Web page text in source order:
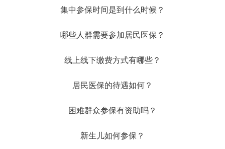
集中参保时间是到什么时候？
哪些人群需要参加居民医保？
线上线下缴费方式有哪些？
居民医保的待遇如何？
困难群众参保有资助吗？
新生儿如何参保？